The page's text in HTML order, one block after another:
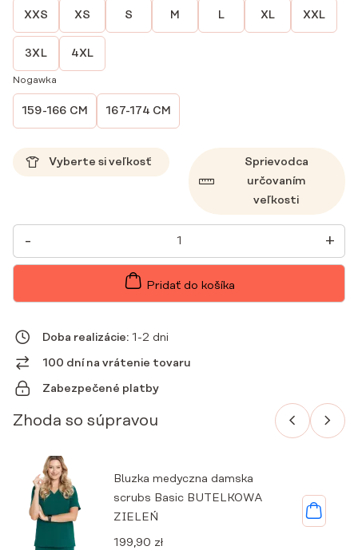
XXS XS S M L XL XXL
3XL 4XL
Nogawka
159-166 CM 167-174 CM
Vyberte si veľkosť
Sprievodca
určovaním
veľkosti
-
MNOŽSTVO
DÁMSKE
LEKÁRSKE
NOHAVICE
GREEN
+
Pridať do košíka
Doba realizácie: 1-2 dni
100 dní na vrátenie tovaru
Zabezpečené platby
Zhoda so súpravou
Bluzka medyczna damska
scrubs Basic BUTELKOWA
ZIELEŃ
199,90 zł